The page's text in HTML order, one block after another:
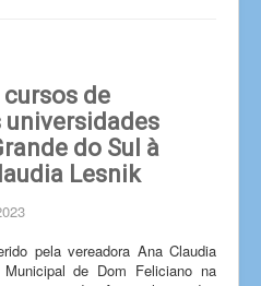
de
do Sul à
Lesnik
pela vereadora Ana Claudia
de Dom Feliciano na